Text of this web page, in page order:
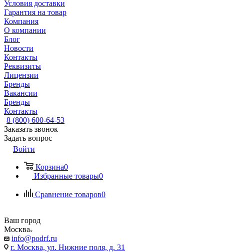
Условия доставки
Гарантия на товар
Компания
О компании
Блог
Новости
Контакты
Реквизиты
Лицензии
Бренды
Вакансии
Бренды
Контакты
8 (800) 600-64-53
Заказать звонок
Задать вопрос
Войти
Корзина0
Избранные товары0
Сравнение товаров0
Ваш город
Москва
info@podrf.ru
г. Москва, ул. Нижние поля, д. 31